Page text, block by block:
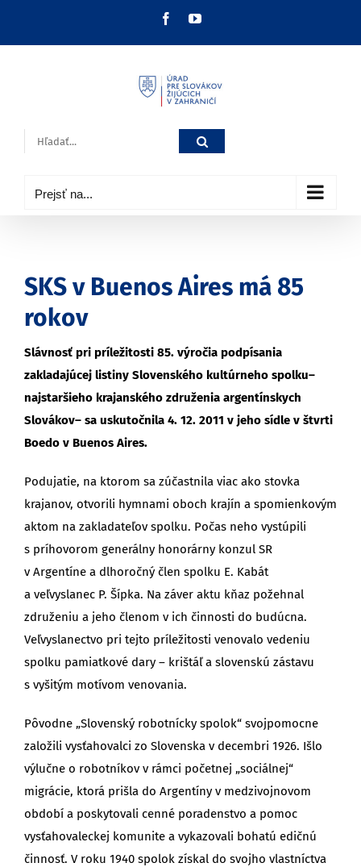
FacebookYouTube
Hľadať:
Prejsť na...
SKS v Buenos Aires má 85
rokov
Slávnosť pri príležitosti 85. výročia podpísania
zakladajúcej listiny Slovenského kultúrneho spolku–
najstaršieho krajanského združenia argentínskych
Slovákov– sa uskutočnila 4. 12. 2011 v jeho sídle v štvrti
Boedo v Buenos Aires.
Podujatie, na ktorom sa zúčastnila viac ako stovka
krajanov, otvorili hymnami oboch krajín a spomienkovým
aktom na zakladateľov spolku. Počas neho vystúpili
s príhovorom generálny honorárny konzul SR
v Argentíne a dlhoročný člen spolku E. Kabát
a veľvyslanec P. Šípka. Na záver aktu kňaz požehnal
združeniu a jeho členom v ich činnosti do budúcna.
Veľvyslanectvo pri tejto príležitosti venovalo vedeniu
spolku pamiatkové dary – krištáľ a slovenskú zástavu
s vyšitým motívom venovania.
Pôvodne „Slovenský robotnícky spolok“ svojpomocne
založili vysťahovalci zo Slovenska v decembri 1926. Išlo
výlučne o robotníkov v rámci početnej „sociálnej“
migrácie, ktorá prišla do Argentíny v medzivojnovom
období a poskytovali cenné poradenstvo a pomoc
vysťahovaleckej komunite a vykazovali bohatú edičnú
činnosť. V roku 1940 spolok získal do svojho vlastníctva